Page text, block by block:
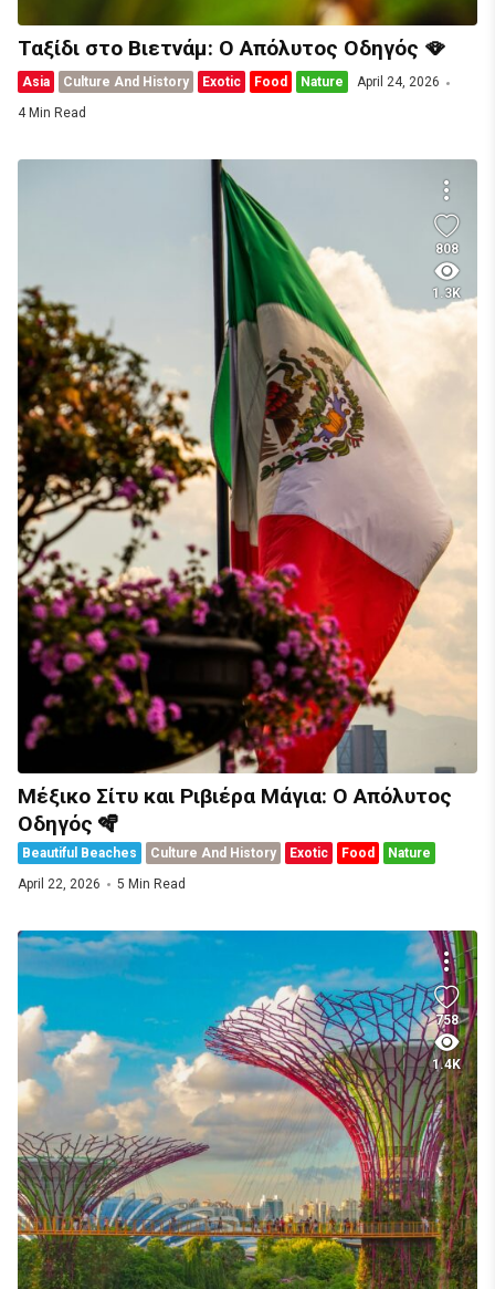
Ταξίδι στο Βιετνάμ: Ο Απόλυτος Οδηγός 🪭
Asia Culture And History Exotic Food Nature
April 24, 2026
4 Min Read
808
1.3K
Μέξικο Σίτυ και Ριβιέρα Μάγια: Ο Απόλυτος
Οδηγός 🪇
Beautiful Beaches Culture And History Exotic Food
Nature
April 22, 2026
5 Min Read
758
1.4K